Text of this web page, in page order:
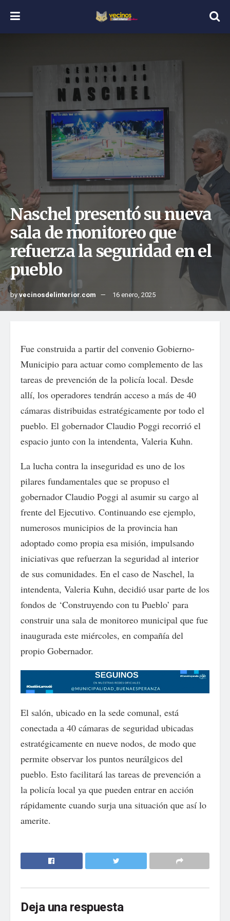
Naschel presentó su nueva
sala de monitoreo que
refuerza la seguridad en el
pueblo
byvecinosdelinterior.com 16 enero, 2025
Fue construida a partir del convenio Gobierno-
Municipio para actuar como complemento de las
tareas de prevención de la policía local. Desde
allí, los operadores tendrán acceso a más de 40
cámaras distribuidas estratégicamente por todo el
pueblo. El gobernador Claudio Poggi recorrió el
espacio junto con la intendenta, Valeria Kuhn.
La lucha contra la inseguridad es uno de los
pilares fundamentales que se propuso el
gobernador Claudio Poggi al asumir su cargo al
frente del Ejecutivo. Continuando ese ejemplo,
numerosos municipios de la provincia han
adoptado como propia esa misión, impulsando
iniciativas que refuerzan la seguridad al interior
de sus comunidades. En el caso de Naschel, la
intendenta, Valeria Kuhn, decidió usar parte de los
fondos de ‘Construyendo con tu Pueblo’ para
construir una sala de monitoreo municipal que fue
inaugurada este miércoles, en compañía del
propio Gobernador.
El salón, ubicado en la sede comunal, está
conectada a 40 cámaras de seguridad ubicadas
estratégicamente en nueve nodos, de modo que
permite observar los puntos neurálgicos del
pueblo. Esto facilitará las tareas de prevención a
la policía local ya que pueden entrar en acción
rápidamente cuando surja una situación que así lo
amerite.
Deja una respuesta